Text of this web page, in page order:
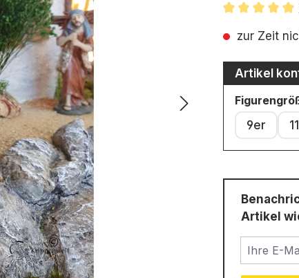
zur Zeit
Artikel
9er
Artikel
Ihre E-Mail